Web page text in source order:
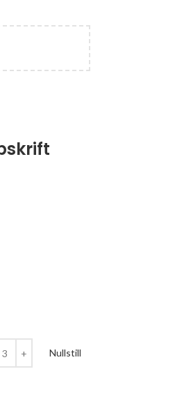
Nullstill